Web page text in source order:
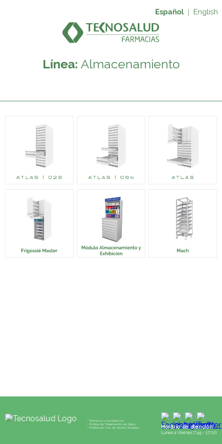
Español | English
Línea: Almacenamiento
- Términos y Condiciones
- Política de Tratamiento de Datos
- Política de Uso de Redes Sociales
Horario de atención
Lunes a Viernes 7:45 - 17:00